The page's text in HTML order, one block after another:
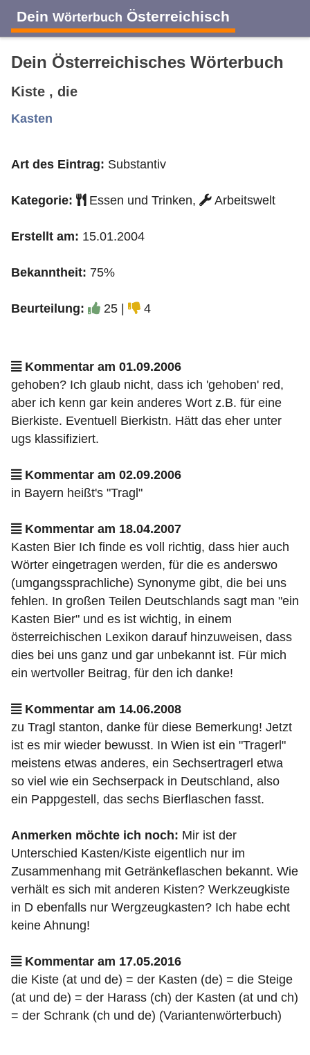
Dein Wörterbuch Österreichisch
A B
J K L M N
Dein Österreichisches Wörterbuch
Kiste , die
Kasten
Art des Eintrag: Substantiv
Kategorie: Essen und Trinken, Arbeitswelt
Erstellt am: 15.01.2004
Bekanntheit: 75%
Beurteilung: 25 | 4
Kommentar am 01.09.2006
gehoben? Ich glaub nicht, dass ich 'gehoben' red,
aber ich kenn gar kein anderes Wort z.B. für eine
Bierkiste. Eventuell Bierkistn. Hätt das eher unter
ugs klassifiziert.
Kommentar am 02.09.2006
in Bayern heißt's "Tragl"
Kommentar am 18.04.2007
Kasten Bier Ich finde es voll richtig, dass hier auch
Wörter eingetragen werden, für die es anderswo
(umgangssprachliche) Synonyme gibt, die bei uns
fehlen. In großen Teilen Deutschlands sagt man "ein
Kasten Bier" und es ist wichtig, in einem
österreichischen Lexikon darauf hinzuweisen, dass
dies bei uns ganz und gar unbekannt ist. Für mich
ein wertvoller Beitrag, für den ich danke!
Kommentar am 14.06.2008
zu Tragl stanton, danke für diese Bemerkung! Jetzt
ist es mir wieder bewusst. In Wien ist ein "Tragerl"
meistens etwas anderes, ein Sechsertragerl etwa
so viel wie ein Sechserpack in Deutschland, also
ein Pappgestell, das sechs Bierflaschen fasst.
Anmerken möchte ich noch: Mir ist der
Unterschied Kasten/Kiste eigentlich nur im
Zusammenhang mit Getränkeflaschen bekannt. Wie
verhält es sich mit anderen Kisten? Werkzeugkiste
in D ebenfalls nur Wergzeugkasten? Ich habe echt
keine Ahnung!
Kommentar am 17.05.2016
die Kiste (at und de) = der Kasten (de) = die Steige
(at und de) = der Harass (ch) der Kasten (at und ch)
= der Schrank (ch und de) (Variantenwörterbuch)